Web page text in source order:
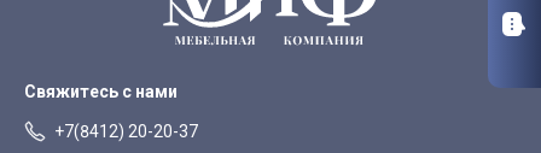
Свяжитесь с нами
+7(8412) 20-20-37